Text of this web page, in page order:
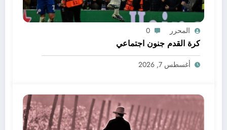
المحرر 0
كرة القدم جنون اجتماعي
أغسطس 7, 2026